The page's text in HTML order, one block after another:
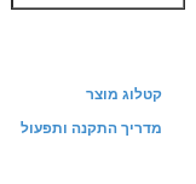
קטלוג מוצר
מדריך התקנה ותפעול